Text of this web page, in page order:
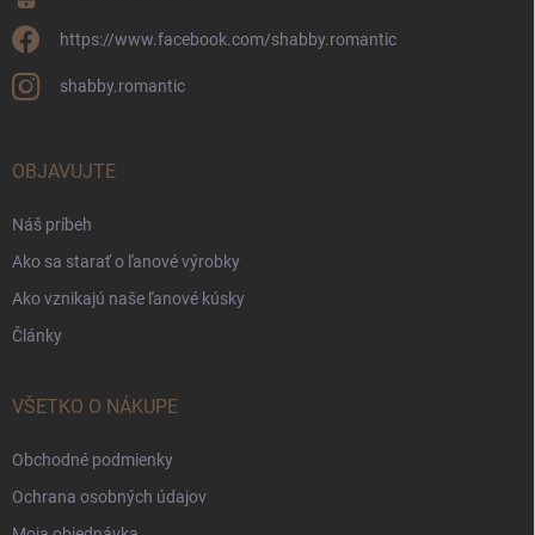
https://www.facebook.com/shabby.romantic
shabby.romantic
OBJAVUJTE
Náš príbeh
Ako sa starať o ľanové výrobky
Ako vznikajú naše ľanové kúsky
Články
VŠETKO O NÁKUPE
Obchodné podmienky
Ochrana osobných údajov